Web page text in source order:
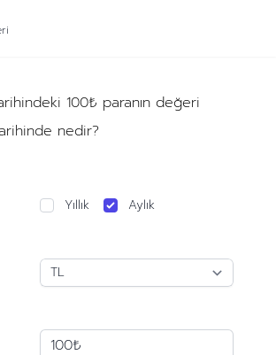
100₺ paranın değeri
nedir?
Yıllık Aylık